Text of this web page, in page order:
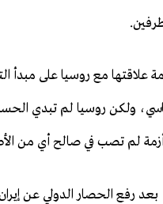
علاقتها مع روسيا على مبدأ
ولكن روسيا لم تبدي
أزمة لم تصب في صالح أي من
بعد رفع الحصار الدولي عن